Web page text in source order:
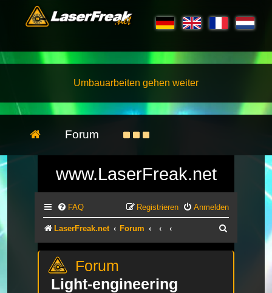
Umbauarbeiten gehen weiter
Forum
www.LaserFreak.net
FAQ Anmelden
Registrieren
LaserFreak.net Forum
Light-engineering